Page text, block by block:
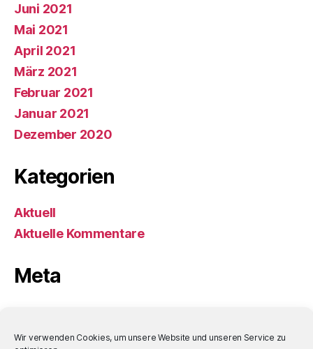
Wir verwenden Cookies, um unsere Website und unseren Service zu
Juni 2021
Mai 2021
April 2021
März 2021
Februar 2021
Januar 2021
Dezember 2020
Kategorien
Aktuell
Aktuelle Kommentare
Meta
Eintrags-Feed